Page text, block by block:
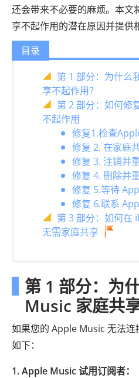
还会带来不必要的麻烦。本
享不起作用的潜在原因并提供
目录
第 1 部分：为什么
享不起作用？
第 2 部分：如何修
不起作用
修复1.检查
修复 2. 在家庭
修复 3. 注销并
修复 4. 删除并
修复 5.等待
修复 6.联系
第 3 部分：如何在
无需家庭共享
第 1 部分：为
Music 家庭共
如果您的 Apple Music 无法
如下：
1. Apple Music 试用订阅者：